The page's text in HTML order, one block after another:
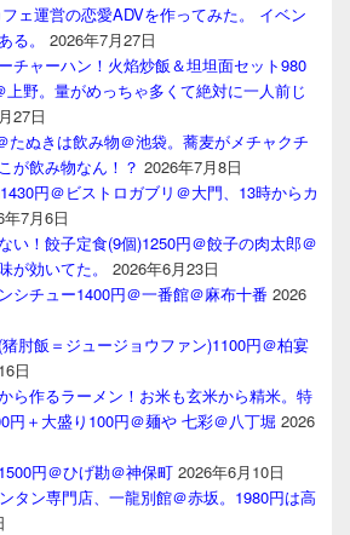
ェ運営の恋愛ADVを作ってみた。 イベン
る。
2026年7月27日
チャーハン！火焰炒飯＆坦坦面セット980
上野。量がめっちゃ多くて絶対に一人前じ
27日
たぬきは飲み物＠池袋。蕎麦がメチャクチ
が飲み物なん！？ 2026年7月8日
円＠ビストロガブリ＠大門、13時からカ
年7月6日
い！餃子定食(9個)1250円＠餃子の肉太郎＠
が効いてた。
2026年6月23日
シチュー1400円＠一番館＠麻布十番 2026
肘飯＝ジュージョウファン)1100円＠柏宴
日
ら作るラーメン！お米も玄米から精米。特
円＋大盛り100円＠麺や 七彩＠八丁堀 2026
円＠ひげ勘＠神保町 2026年6月10日
タン専門店、一龍別館＠赤坂。1980円は高